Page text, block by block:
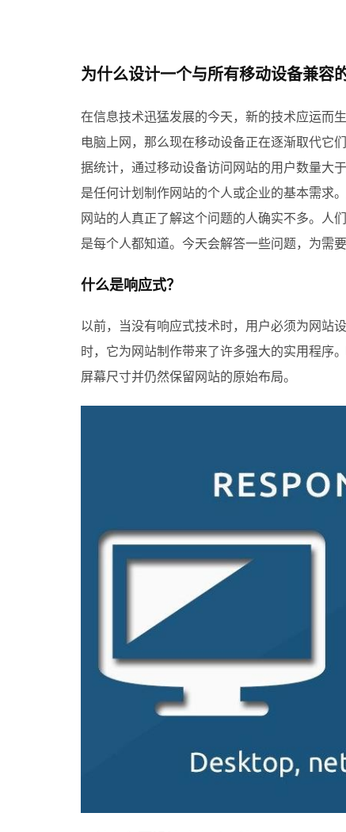
为什么设计一个与所有移动设备兼容
在信息技术迅猛发展的今天，新的技术应运而
电脑上网，那么现在移动设备正在逐渐取代它们
据统计，通过移动设备访问网站的用户数量大
是任何计划制作网站的个人或企业的基本需求
网站的人真正了解这个问题的人确实不多。人
是每个人都知道。今天会解答一些问题，为需
什么是响应式？
以前，当没有响应式技术时，用户必须为网站
时，它为网站制作带来了许多强大的实用程序
屏幕尺寸并仍然保留网站的原始布局。